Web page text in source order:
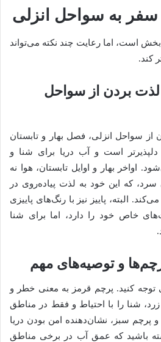
سفر به سواحل انزلی
است، اما رعایت چند نکته می‌تواند
کند.
بردن از سواحل
از سواحل انزلی، فصل بهار و تابستان
است و آب دریا برای شنا و
اواخر بهار و اوایل تابستان، هوا نه
که این خود به لذت پیاده‌روی در
البته، پاییز نیز با رنگ‌های پاییزی
خاص خود را دارد، اما برای شنا
و توصیه‌های مهم
کنید. پرچم قرمز به معنی خطر و
شنا را با احتیاط و فقط در مناطق
سبز، نشان‌دهنده امن بودن دریا
باشید که عمق آب در برخی مناطق